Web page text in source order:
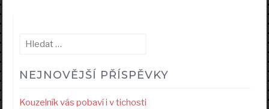
Vyhledávání
NEJNOVĚJŠÍ PŘÍSPĚVKY
Kouzelník vás pobaví i v tichosti